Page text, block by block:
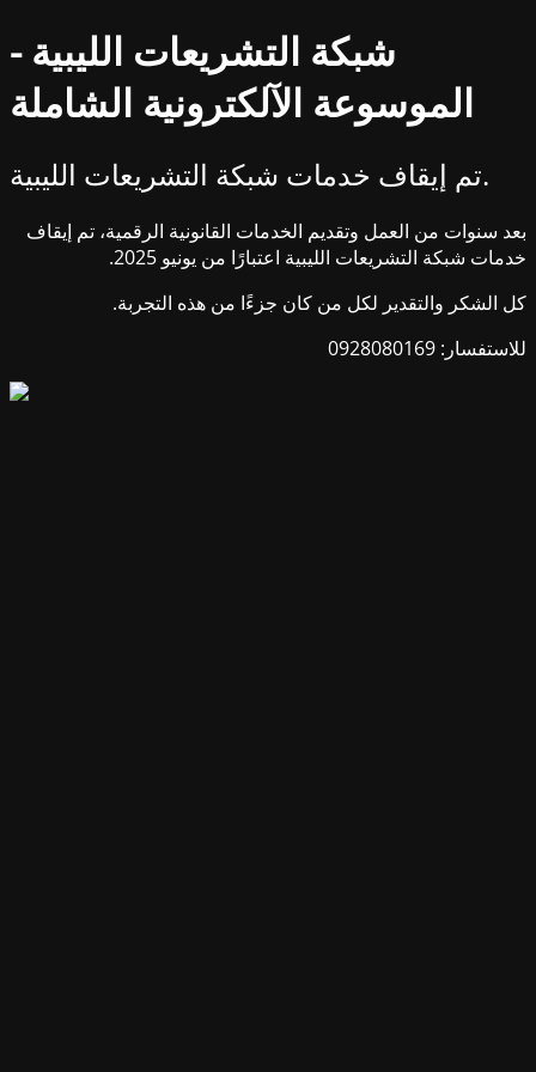
شبكة التشريعات الليبية -
الموسوعة الآلكترونية الشاملة
تم إيقاف خدمات شبكة التشريعات الليبية.
بعد سنوات من العمل وتقديم الخدمات القانونية الرقمية، تم إيقاف
خدمات شبكة التشريعات الليبية اعتبارًا من يونيو 2025.
كل الشكر والتقدير لكل من كان جزءًا من هذه التجربة.
للاستفسار: 0928080169